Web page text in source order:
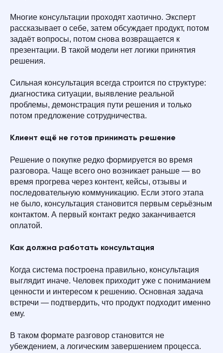
Многие консультации проходят хаотично. Эксперт
рассказывает о себе, затем обсуждает продукт, потом
задаёт вопросы, потом снова возвращается к
презентации. В такой модели нет логики принятия
решения.
Сильная консультация всегда строится по структуре:
диагностика ситуации, выявление реальной
проблемы, демонстрация пути решения и только
потом предложение сотрудничества.
Клиент ещё не готов принимать решение
Решение о покупке редко формируется во время
разговора. Чаще всего оно возникает раньше — во
время прогрева через контент, кейсы, отзывы и
последовательную коммуникацию. Если этого этапа
не было, консультация становится первым серьёзным
контактом. А первый контакт редко заканчивается
оплатой.
Как должна работать консультация
Когда система построена правильно, консультация
выглядит иначе. Человек приходит уже с пониманием
ценности и интересом к решению. Основная задача
встречи — подтвердить, что продукт подходит именно
ему.
В таком формате разговор становится не
убеждением, а логическим завершением процесса.